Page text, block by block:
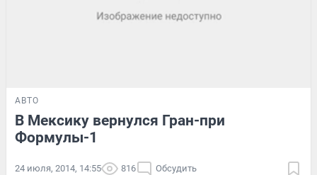
АВТО
В Мексику вернулся Гран-при
Формулы-1
24 июля, 2014, 14:55 816 Обсудить